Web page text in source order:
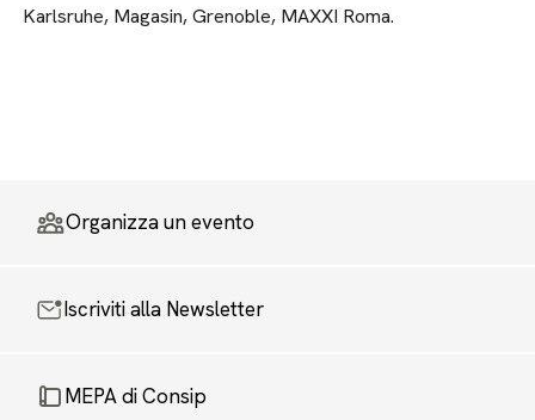
Karlsruhe, Magasin, Grenoble, MAXXI Roma.
Organizza un evento
Iscriviti alla Newsletter
MEPA di Consip